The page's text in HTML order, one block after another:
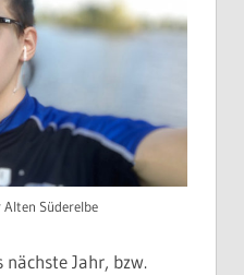
Alten Süderelbe
nächste Jahr, bzw.